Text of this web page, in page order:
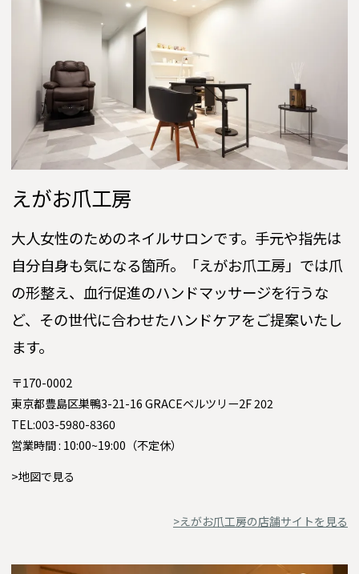
えがお爪工房
大人女性のためのネイルサロンです。手元や指先は
自分自身も気になる箇所。「えがお爪工房」では爪
の形整え、血行促進のハンドマッサージを行うな
ど、その世代に合わせたハンドケアをご提案いたし
ます。
〒170-0002
東京都豊島区巣鴨3-21-16 GRACEベルツリー2F 202
TEL:003-5980-8360
営業時間 : 10:00~19:00（不定休）
>地図で見る
>えがお爪工房の店舗サイトを見る